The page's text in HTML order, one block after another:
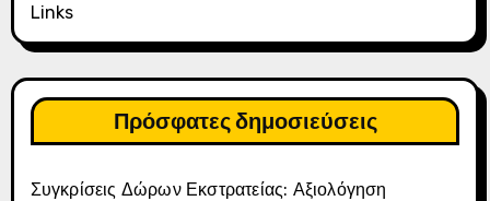
Links
Πρόσφατες δημοσιεύσεις
Συγκρίσεις Δώρων Εκστρατείας: Αξιολόγηση